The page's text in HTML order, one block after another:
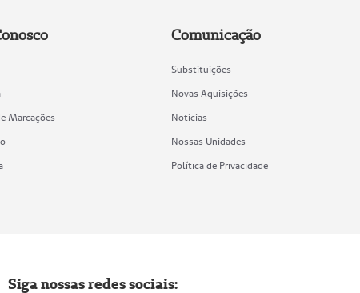
Marcações
Comunicação
Substituições
Novas Aquisições
Notícias
Nossas Unidades
Política de Privacidade
Siga nossas redes sociais: